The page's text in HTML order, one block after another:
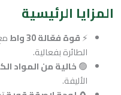
المزايا الرئيسية
⚡️قوة فعّالة 30 واط
الطائرة بفعالية.
🟢خالية من المواد
الأليفة.